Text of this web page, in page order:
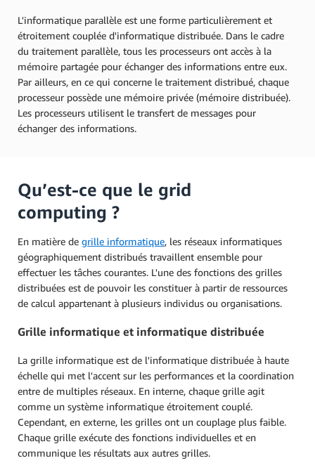
L'informatique parallèle est une forme particulièrement et
étroitement couplée d'informatique distribuée. Dans le cadre
du traitement parallèle, tous les processeurs ont accès à la
mémoire partagée pour échanger des informations entre eux.
Par ailleurs, en ce qui concerne le traitement distribué, chaque
processeur possède une mémoire privée (mémoire distribuée).
Les processeurs utilisent le transfert de messages pour
échanger des informations.
Qu’est-ce que le grid
computing ?
En matière de grille informatique, les réseaux informatiques
géographiquement distribués travaillent ensemble pour
effectuer les tâches courantes. L'une des fonctions des grilles
distribuées est de pouvoir les constituer à partir de ressources
de calcul appartenant à plusieurs individus ou organisations.
Grille informatique et informatique distribuée
La grille informatique est de l'informatique distribuée à haute
échelle qui met l'accent sur les performances et la coordination
entre de multiples réseaux. En interne, chaque grille agit
comme un système informatique étroitement couplé.
Cependant, en externe, les grilles ont un couplage plus faible.
Chaque grille exécute des fonctions individuelles et en
communique les résultats aux autres grilles.